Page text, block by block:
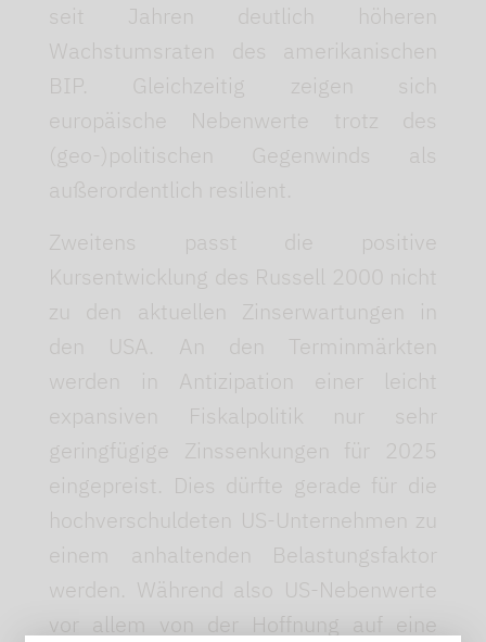
seit Jahren deutlich höheren
Wachstumsraten des amerikanischen
BIP. Gleichzeitig zeigen sich
europäische Nebenwerte trotz des
(geo-)politischen Gegenwinds als
außerordentlich resilient.
Zweitens passt die positive
Kursentwicklung des Russell 2000 nicht
zu den aktuellen Zinserwartungen in
den USA. An den Terminmärkten
werden in Antizipation einer leicht
expansiven Fiskalpolitik nur sehr
geringfügige Zinssenkungen für 2025
eingepreist. Dies dürfte gerade für die
hochverschuldeten US-Unternehmen zu
einem anhaltenden Belastungsfaktor
werden. Während also US-Nebenwerte
vor allem von der Hoffnung auf eine